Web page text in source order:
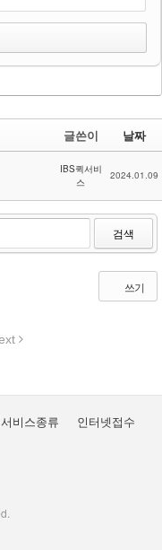
글쓴이 날짜
IBS퀵서비
스
2024.01.09
검색
쓰기
비스종류
인터넷접수